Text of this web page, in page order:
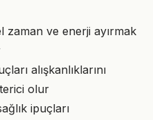
ve enerji ayırmak
alışkanlıklarını
olur
ipuçları